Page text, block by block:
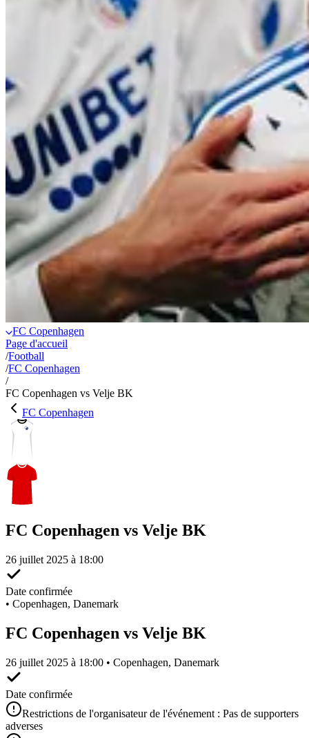
FC Copenhagen
Page d'accueil
/Football
/FC Copenhagen
/
FC Copenhagen vs Velje BK
FC Copenhagen
FC Copenhagen vs Velje BK
26 juillet 2025 à 18:00
Date confirmée
• Copenhagen, Danemark
FC Copenhagen vs Velje BK
26 juillet 2025 à 18:00 • Copenhagen, Danemark
Date confirmée
Restrictions de l'organisateur de l'événement : Pas de supporters
adverses